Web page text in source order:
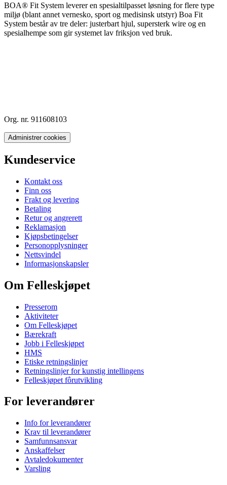
BOA® Fit System leverer en spesialtilpasset løsning for flere type
miljø (blant annet vernesko, sport og medisinsk utstyr) Boa Fit
System består av tre deler: justerbart hjul, supersterk wire og en
spesialhempe som gir systemet lav friksjon ved bruk.
Org. nr. 911608103
Administrer cookies
Kundeservice
Kontakt oss
Finn oss
Frakt og levering
Betaling
Retur og angrerett
Reklamasjon
Kjøpsbetingelser
Personopplysninger
Nettsvindel
Informasjonskapsler
Om Felleskjøpet
Presserom
Aktiviteter
Om Felleskjøpet
Bærekraft
Jobb i Felleskjøpet
HMS
Etiske retningslinjer
Retningslinjer for kunstig intellingens
Felleskjøpet fôrutvikling
For leverandører
Info for leverandører
Krav til leverandører
Samfunnsansvar
Anskaffelser
Avtaledokumenter
Varsling